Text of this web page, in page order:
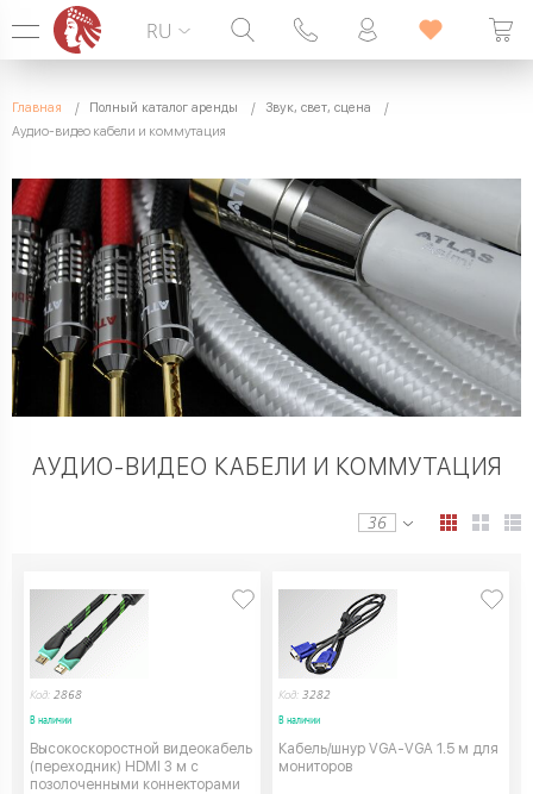
099 338 00 22
БЕЗ ВЫХОДНЫХ
RU
Главная Полный каталог аренды
Звук, свет, сцена
Аудио-видео кабели и коммутация
АУДИО-ВИДЕО КАБЕЛИ И КОММУТАЦИЯ
36
Код: 2868
В наличии
Высокоскоростной видеокабель
(переходник) HDMI 3 м с
позолоченными коннекторами
Код: 3282
В наличии
Кабель/шнур VGA-VGA 1.5 м для
мониторов